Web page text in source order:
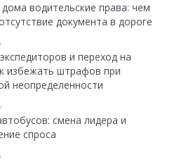
водительские права: чем
документа в дороге
и переход на
избежать штрафов при
неопределенности
смена лидера и
спроса